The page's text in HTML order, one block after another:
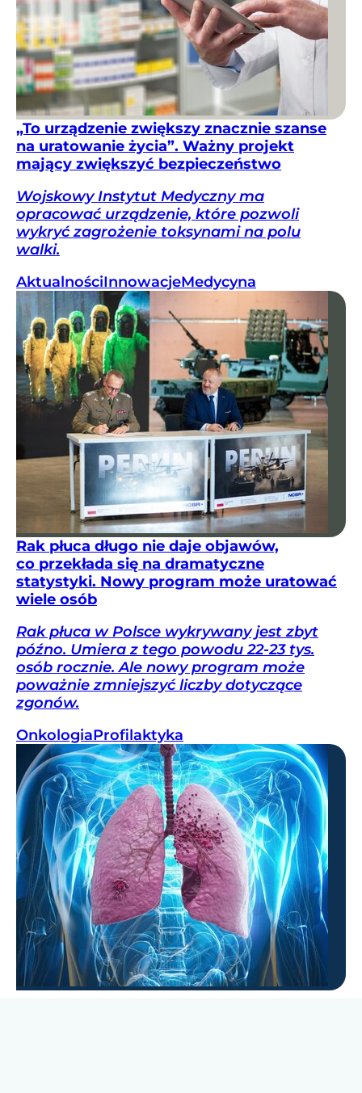
„To urządzenie zwiększy znacznie szanse
na uratowanie życia”. Ważny projekt
mający zwiększyć bezpieczeństwo
Wojskowy Instytut Medyczny ma
opracować urządzenie, które pozwoli
wykryć zagrożenie toksynami na polu
walki.
AktualnościInnowacjeMedycyna
Rak płuca długo nie daje objawów,
co przekłada się na dramatyczne
statystyki. Nowy program może uratować
wiele osób
Rak płuca w Polsce wykrywany jest zbyt
późno. Umiera z tego powodu 22-23 tys.
osób rocznie. Ale nowy program może
poważnie zmniejszyć liczby dotyczące
zgonów.
OnkologiaProfilaktyka